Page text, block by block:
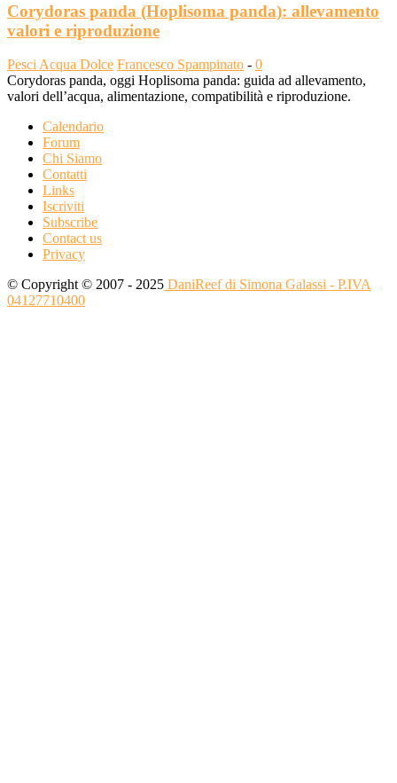
Corydoras panda (Hoplisoma panda): allevamento
valori e riproduzione
Pesci Acqua Dolce Francesco Spampinato - 0
Corydoras panda, oggi Hoplisoma panda: guida ad allevamento,
valori dell’acqua, alimentazione, compatibilità e riproduzione.
Calendario
Forum
Chi Siamo
Contatti
Links
Iscriviti
Subscribe
Contact us
Privacy
© Copyright © 2007 - 2025 DaniReef di Simona Galassi - P.IVA
04127710400